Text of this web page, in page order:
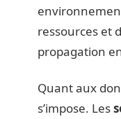
ressources et
propagation
Quant aux
s’impose. Les